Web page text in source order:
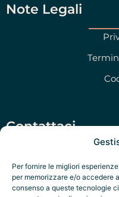
Per fornire le migliori
per memorizzare e/o accedere
consenso a queste tecnologie
Note Legali
Contattaci